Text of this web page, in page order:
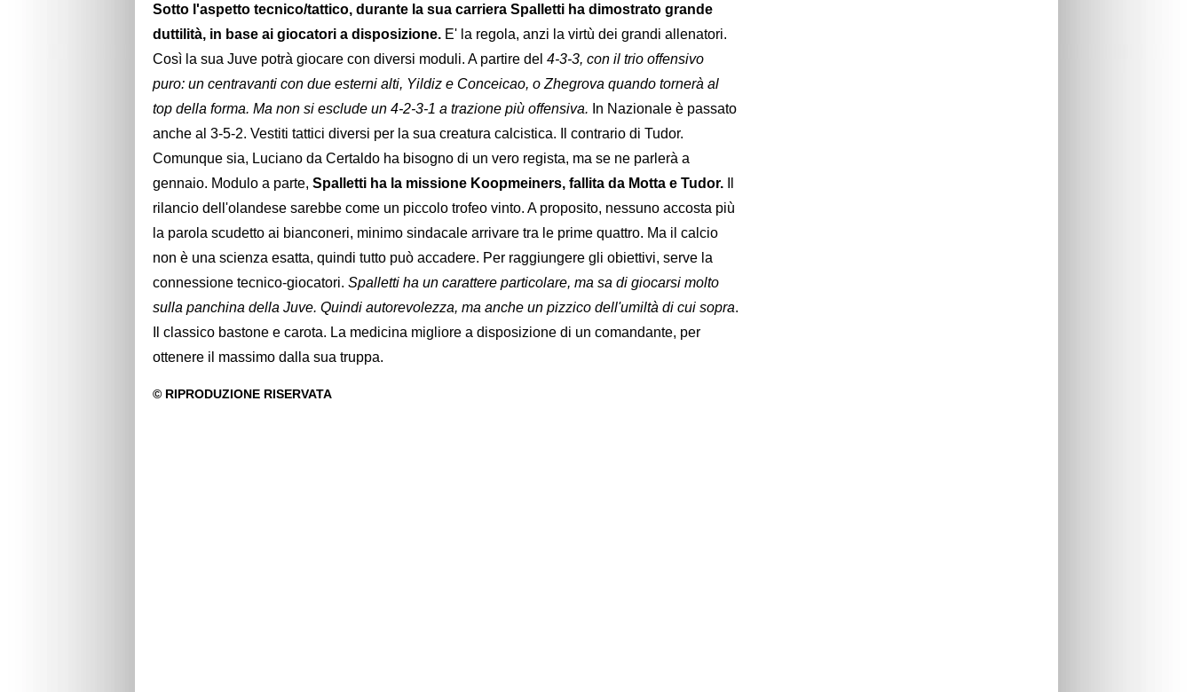
Sotto l'aspetto tecnico/tattico, durante la sua carriera Spalletti ha dimostrato grande
duttilità, in base ai giocatori a disposizione. E' la regola, anzi la virtù dei grandi allenatori.
Così la sua Juve potrà giocare con diversi moduli. A partire del 4-3-3, con il trio offensivo
puro: un centravanti con due esterni alti, Yildiz e Conceicao, o Zhegrova quando tornerà al
top della forma. Ma non si esclude un 4-2-3-1 a trazione più offensiva. In Nazionale è passato
anche al 3-5-2. Vestiti tattici diversi per la sua creatura calcistica. Il contrario di Tudor.
Comunque sia, Luciano da Certaldo ha bisogno di un vero regista, ma se ne parlerà a
gennaio. Modulo a parte, Spalletti ha la missione Koopmeiners, fallita da Motta e Tudor.
rilancio dell'olandese sarebbe come un piccolo trofeo vinto. A proposito, nessuno accosta più
la parola scudetto ai bianconeri, minimo sindacale arrivare tra le prime quattro. Ma il calcio
non è una scienza esatta, quindi tutto può accadere. Per raggiungere gli obiettivi, serve la
connessione tecnico-giocatori. Spalletti ha un carattere particolare, ma sa di giocarsi molto
sulla panchina della Juve. Quindi autorevolezza, ma anche un pizzico dell'umiltà di cui sopra.
Il classico bastone e carota. La medicina migliore a disposizione di un comandante, per
ottenere il massimo dalla sua truppa.